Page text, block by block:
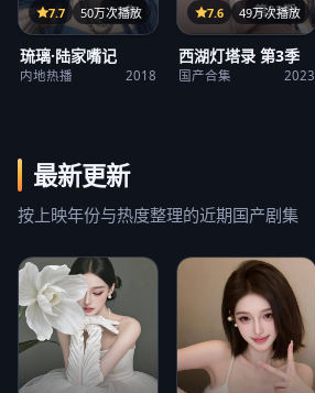
12集
7.7 50万次播放
琉璃·陆家嘴记
内地热播 2018
第23期
7.6 49万次播放
西湖灯塔录 第3季
国产合集 2023
最新更新
按上映年份与热度整理的近期国产剧集